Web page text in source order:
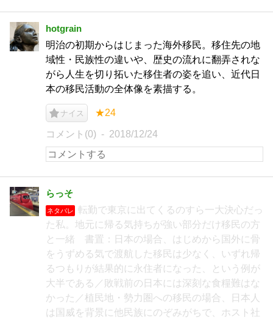
hotgrain
明治の初期からはじまった海外移民。移住先の地
域性・民族性の違いや、歴史の流れに翻弄されな
がら人生を切り拓いた移住者の姿を追い、近代日
本の移民活動の全体像を素描する。
ナイス ★24
コメント(0) 2018/12/24
らっそ
ネタバレ
転勤で東京に出てくるのすら一大決心だっ
た私。地元に帰る気持ちが強い部分だけ移民の方
と一緒 書置：日本の場合、はじめから国外に骨
をうずめる気で渡航した移民は少なく、いずれ帰
るつもりが結果的に永住者になった、という例が
大半である／敗戦前の日本には深刻な食糧難はな
かった／植民地・勢力圏への移民の場合、日本人
は国威を背景に他民族にのぞみがちで、ホスト社